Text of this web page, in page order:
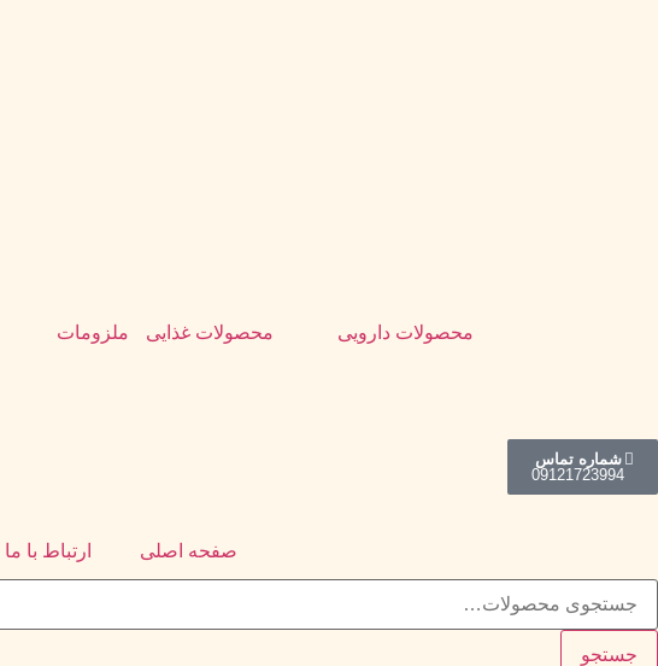
محصولات دارویی محصولات غذایی ملزومات
شماره تماس
09121723994
صفحه اصلی ارتباط با ما
جستجو